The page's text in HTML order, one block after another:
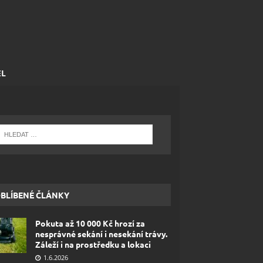
ČLÁNKY
Pokuta až 10 000 Kč hrozí za
nesprávné sekání i nesekání trávy.
Záleží i na prostředku a lokaci
1.6.2026